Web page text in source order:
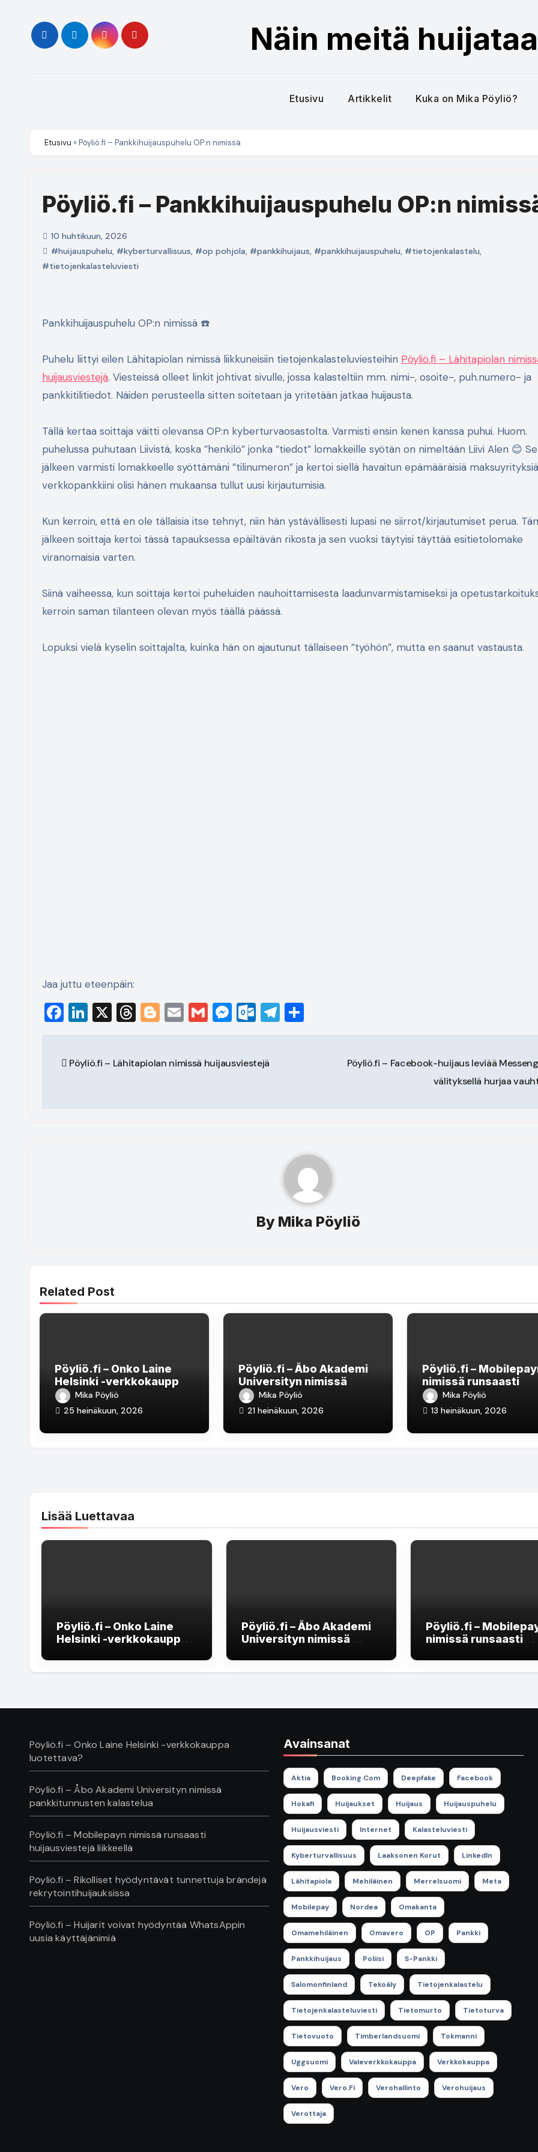
content
Näin meitä
Etusivu Artikkelit Kuka on Mika Pöyliö?
Etusivu »Pöyliö.fi – Pankkihuijauspuhelu OP:n nimissä
Pöyliö.fi – Pankkihuijauspuhelu OP:n
10 huhtikuun, 2026
#huijauspuhelu, #kyberturvallisuus, #op pohjola, #pankkihuijaus, #pankkihuijauspuhelu, #tietojenkalastelu,
#tietojenkalasteluviesti
Pankkihuijauspuhelu OP:n nimissä ☎️
Puhelu liittyi eilen Lähitapiolan nimissä liikkuneisiin tietojenkalasteluviesteihin Pöyliö.fi – Lähitapiolan
huijausviestejä. Viesteissä olleet linkit johtivat sivulle, jossa kalasteltiin mm. nimi-, osoite-, puh.numero- ja
pankkitilitiedot. Näiden perusteella sitten soitetaan ja yritetään jatkaa huijausta.
Tällä kertaa soittaja väitti olevansa OP:n kyberturvaosastolta. Varmisti ensin kenen kanssa puhui. Huom.
puhelussa puhutaan Liivistä, koska ”henkilö” jonka ”tiedot” lomakkeille syötän on nimeltään Liivi Alen 😊
jälkeen varmisti lomakkeelle syöttämäni ”tilinumeron” ja kertoi siellä havaitun epämääräisiä
verkkopankkiini olisi hänen mukaansa tullut uusi kirjautumisia.
Kun kerroin, että en ole tällaisia itse tehnyt, niin hän ystävällisesti lupasi ne siirrot/kirjautumiset perua.
jälkeen soittaja kertoi tässä tapauksessa epäiltävän rikosta ja sen vuoksi täytyisi täyttää esitietolomake
viranomaisia varten.
Siinä vaiheessa, kun soittaja kertoi puheluiden nauhoittamisesta laadunvarmistamiseksi ja
kerroin saman tilanteen olevan myös täällä päässä.
Lopuksi vielä kyselin soittajalta, kuinka hän on ajautunut tällaiseen ”työhön”, mutta en saanut vastausta.
Jaa juttu eteenpäin:
Facebook
LinkedIn
X Threads
Blogger
EmailGmailMessenger
Outlook.com
Telegram
selaus
Pöyliö.fi – Lähitapiolan nimissä huijausviestejä
Pöyliö.fi – Facebook-huijaus leviää
välityksellä hurjaa
By Mika Pöyliö
Related Post
Pöyliö.fi – Onko Laine
Helsinki -verkkokauppa
luotettava?
Mika Pöyliö
25 heinäkuun, 2026
Pöyliö.fi – Åbo Akademi
Universityn nimissä
pankkitunnusten
kalastelua
Mika Pöyliö
21 heinäkuun, 2026
Pöyliö.fi –
nimissä runsaasti
huijausviestejä
Mika Pöyliö
13 heinäkuun, 2026
Lisää Luettavaa
Pöyliö.fi – Onko Laine
Helsinki -verkkokauppa
Pöyliö.fi – Åbo Akademi
Universityn nimissä
kalastelua
Pöyliö.fi –
nimissä runsaasti
Pöyliö.fi – Onko Laine Helsinki -verkkokauppa
luotettava?
Pöyliö.fi – Åbo Akademi Universityn nimissä
pankkitunnusten kalastelua
Pöyliö.fi – Mobilepayn nimissä runsaasti
huijausviestejä liikkeellä
Pöyliö.fi – Rikolliset hyödyntävät tunnettuja brändejä
rekrytointihuijauksissa
Pöyliö.fi – Huijarit voivat hyödyntää WhatsAppin
uusia käyttäjänimiä
Avainsanat
Aktia Booking.com Deepfake Facebook
Hokafi Huijaukset Huijaus Huijauspuhelu
Huijausviesti Internet Kalasteluviesti
Kyberturvallisuus Laaksonen Korut LinkedIn
Lähitapiola Mehiläinen Merrelsuomi Meta
Mobilepay Nordea Omakanta
Omamehiläinen Omavero OP Pankki
Pankkihuijaus Poliisi S-Pankki
Salomonfinland Tekoäly Tietojenkalastelu
Tietojenkalasteluviesti Tietomurto Tietoturva
Tietovuoto Timberlandsuomi Tokmanni
Uggsuomi Valeverkkokauppa Verkkokauppa
Vero Vero.fi Verohallinto Verohuijaus
Verottaja